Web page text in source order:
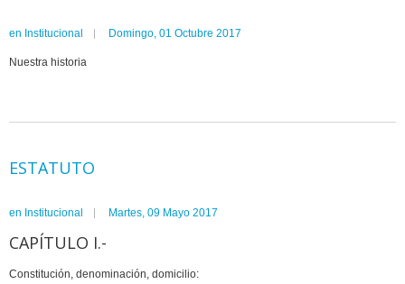
en Institucional Domingo, 01 Octubre 2017
Nuestra historia
ESTATUTO
en Institucional Martes, 09 Mayo 2017
CAPÍTULO I.-
Constitución, denominación, domicilio: